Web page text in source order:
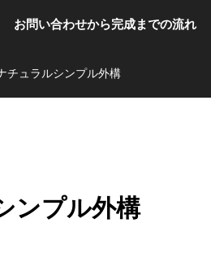
お問い合わせから完成までの流れ
ュラルシンプル外構
ンプル外構